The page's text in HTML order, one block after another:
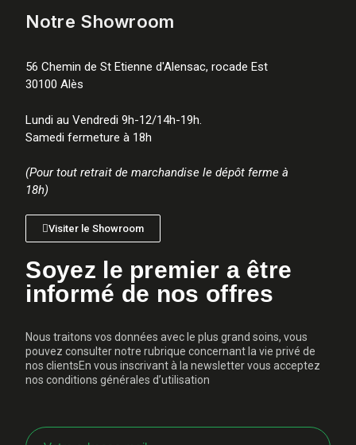
Notre Showroom
56 Chemin de St Etienne d'Alensac, rocade Est
30100 Alès
Lundi au Vendredi 9h-12/14h-19h.
Samedi fermeture à 18h
(Pour tout retrait de marchandise le dépôt ferme à
18h)
Visiter le Showroom
Soyez le premier a être
informé de nos offres
Nous traitons vos données avec le plus grand soins, vous
pouvez consulter notre rubrique concernant la vie privé de
nos clientsEn vous inscrivant à la newsletter vous acceptez
nos conditions générales d’utilisation